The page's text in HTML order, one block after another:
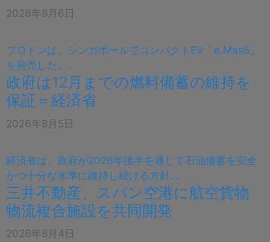
2026年8月6日
プロトンは、シンガポールでコンパクトEV「e.Mas5」
を発売した。…
政府は12月までの燃料備蓄の維持を
保証＝経済省
2026年8月5日
経済省は、政府が2026年後半を通じて石油備蓄を安全
かつ十分な水準に維持し続ける方針…
三井不動産、スバン空港に航空貨物
物流複合施設を共同開発
2026年8月4日